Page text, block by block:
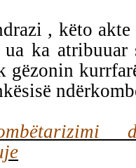
, këto
ua ka atribuuar
gëzonin